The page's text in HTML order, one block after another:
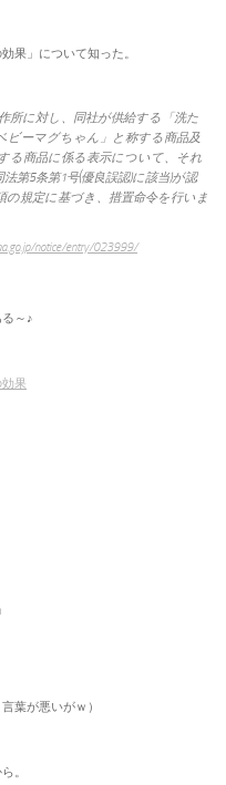
果」について知った。
所に対し、同社が供給する「洗た
ビーマグちゃん」と称する商品及
る商品に係る表示について、それ
第5条第1号(優良誤認)に該当)が認
規定に基づき、措置命令を行いま
notice/entry/023999/
～♪
果
葉が悪いがｗ）
。